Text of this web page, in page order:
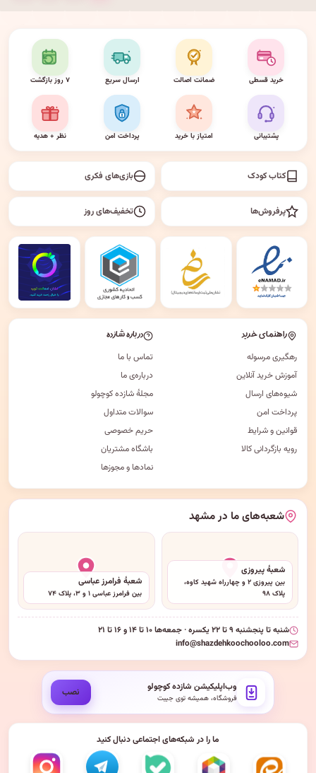
خرید قسطی ضمانت اصالت ارسال سریع ۷ روز بازگشت
پشتیبانی امتیاز با خرید پرداخت امن نظر + هدیه
کتاب کودک بازی‌های فکری
پرفروش‌ها تخفیف‌های روز
راهنمای خرید
رهگیری مرسوله
آموزش خرید آنلاین
شیوه‌های ارسال
پرداخت امن
قوانین و شرایط
رویه بازگردانی کالا
درباره شازده
تماس با ما
درباره‌ی ما
مجلهٔ شازده کوچولو
سوالات متداول
حریم خصوصی
باشگاه مشتریان
نمادها و مجوزها
شعبه‌های ما در مشهد
شعبهٔ پیروزی
بین پیروزی ۲ و چهارراه شهید کاوه،
پلاک ۹۸
شعبهٔ فرامرز عباسی
بین فرامرز عباسی ۱ و ۳، پلاک ۷۴
شنبه تا پنجشنبه ۹ تا ۲۲ یکسره · جمعه‌ها ۱۰ تا ۱۴ و ۱۶ تا ۲۱
info@shazdehkoochooloo.com
وب‌اپلیکیشن شازده کوچولو
فروشگاه، همیشه توی جیبت نصب
ما را در شبکه‌های اجتماعی دنبال کنید